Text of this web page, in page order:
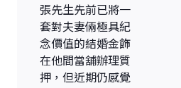
張先生先前已將一
套對夫妻倆極具紀
念價值的結婚金飾
在他間當舖辦理質
押，但近期仍感覺